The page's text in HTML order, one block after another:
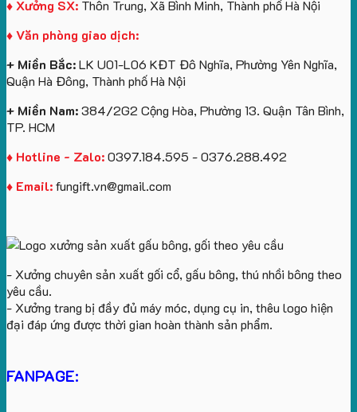
Gấu
♦ Xưởng SX: Thôn Trung, Xã Bình Minh, Thành phố Hà Nội
♦ Văn phòng giao dịch:
+ Miền Bắc:LK U01-L06 KĐT Đô Nghĩa, Phường Yên Nghĩa,
Quận Hà Đông, Thành phố Hà Nội
+ Miền Nam:384/2G2 Cộng Hòa, Phường 13. Quận Tân Bình,
TP. HCM
♦ Hotline - Zalo:0397.184.595 - 0376.288.492
♦ Email:fungift.vn@gmail.com
- Xưởng chuyên sản xuất gối cổ, gấu bông, thú nhồi bông theo
yêu cầu.
- Xưởng trang bị đầy đủ máy móc, dụng cụ in, thêu logo hiện
đại đáp ứng được thời gian hoàn thành sản phẩm.
FANPAGE: